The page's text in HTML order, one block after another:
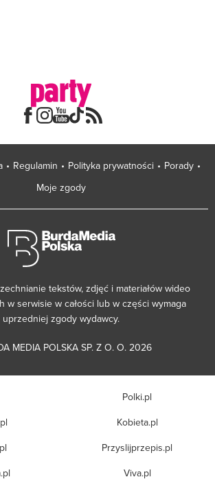
Regulamin Polityka prywatności
Porady
Moje zgody
tekstów, zdjęć i materiałów wideo
w serwisie w całości lub w części wymaga
uprzedniej zgody wydawcy.
MEDIA POLSKA SP. Z O. O. 2026
Polki.pl
Kobieta.pl
Przyslijprzepis.pl
Viva.pl